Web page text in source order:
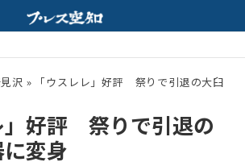
沢 »
「ウスレレ」好評 祭りで引退の大臼
」好評 祭りで引退の
変身